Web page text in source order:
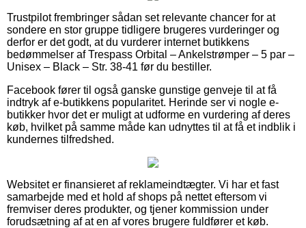
Trustpilot frembringer sådan set relevante chancer for at
sondere en stor gruppe tidligere brugeres vurderinger og
derfor er det godt, at du vurderer internet butikkens
bedømmelser af Trespass Orbital – Ankelstrømper – 5 par –
Unisex – Black – Str. 38-41 før du bestiller.
Facebook fører til også ganske gunstige genveje til at få
indtryk af e-butikkens popularitet. Herinde ser vi nogle e-
butikker hvor det er muligt at udforme en vurdering af deres
køb, hvilket på samme måde kan udnyttes til at få et indblik i
kundernes tilfredshed.
Websitet er finansieret af reklameindtægter. Vi har et fast
samarbejde med et hold af shops på nettet eftersom vi
fremviser deres produkter, og tjener kommission under
forudsætning af at en af vores brugere fuldfører et køb.